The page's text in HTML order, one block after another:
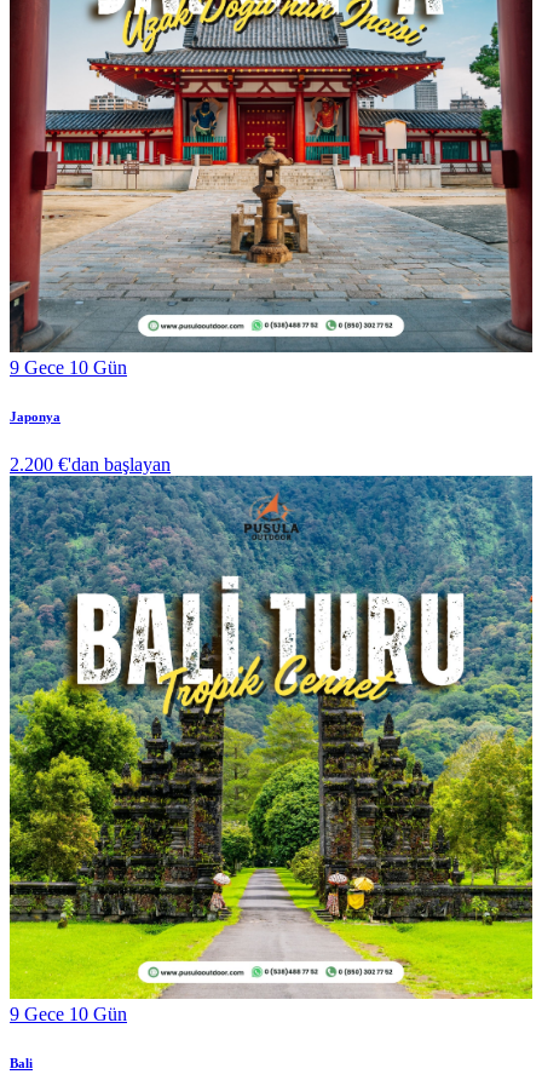
9 Gece 10 Gün
Japonya
2.200 €'dan başlayan
9 Gece 10 Gün
Bali